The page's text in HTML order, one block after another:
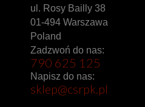
ul. Rosy Bailly 38
01-494 Warszawa
Poland
Zadzwoń do nas:
790 625 125
Napisz do nas:
sklep@csrpk.pl